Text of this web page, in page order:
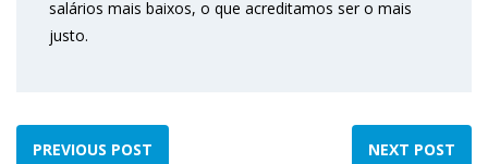
salários mais baixos, o que acreditamos ser o mais
justo.
PREVIOUS POST NEXT POST